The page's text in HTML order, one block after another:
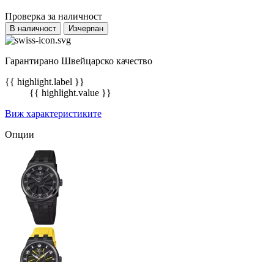
Проверка за наличност
В наличност Изчерпан
Гарантирано Швейцарско качество
{{ highlight.label }}
{{ highlight.value }}
Виж характеристиките
Опции